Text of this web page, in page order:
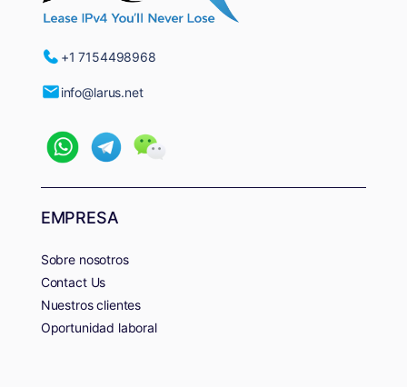
+1 7154498968
info@larus.net
EMPRESA
Sobre nosotros
Contact Us
Nuestros clientes
Oportunidad laboral